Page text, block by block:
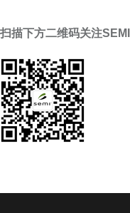
扫描下方二维码关注